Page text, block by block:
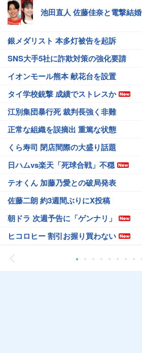
池田直人 佐藤佳奈と電撃結婚
銀メダリスト 本多灯被告を起訴
SNS大手5社に詐欺対策の強化要請
イオンモール熊本 献花台を設置
タイ学校銃撃 成績でストレスか
江別集団暴行死 裁判長強く非難
正常な組織を誤摘出 重篤な状態
くら寿司 閉店間際の大盛り話題
日ハムvs楽天「死球合戦」不穏
テオくん 加藤乃愛との破局発表
佐藤二朗 約3週間ぶりにX投稿
朝ドラ 次週予告に「ゲンナリ」
ヒコロヒー 割引お握り買わない